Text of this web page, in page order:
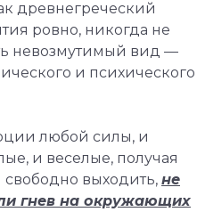
древнегреческий
ровно, никогда не
невозмутимый вид —
и психического
любой силы, и
и веселые, получая
выходить, не
гнев на окружающих